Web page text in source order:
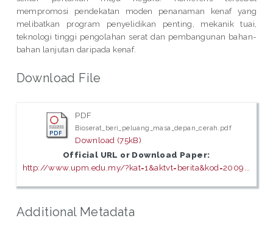
mempromosi pendekatan moden penanaman kenaf yang
melibatkan program penyelidikan penting, mekanik tuai,
teknologi tinggi pengolahan serat dan pembangunan bahan-
bahan lanjutan daripada kenaf.
Download File
PDF
Bioserat_beri_peluang_masa_depan_cerah.pdf
Download (75kB)
Official URL or Download Paper:
http://www.upm.edu.my/?kat=1&aktvt=berita&kod=2009...
Additional Metadata